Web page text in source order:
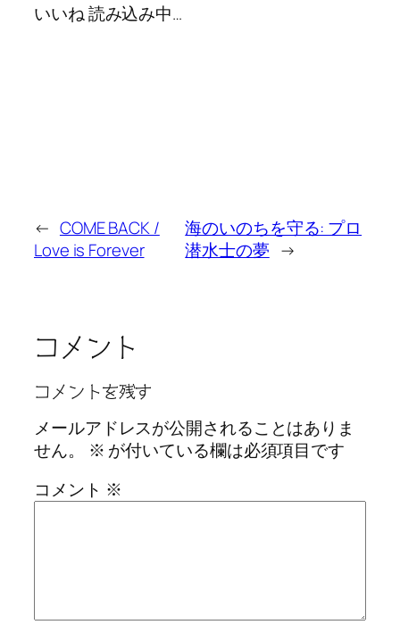
いいね読み込み中…
← COME BACK /
Love is Forever
海のいのちを守る: プロ
潜水士の夢 →
コメント
コメントを残す
メールアドレスが公開されることはありま
せん。
※ が付いている欄は必須項目です
コメント ※